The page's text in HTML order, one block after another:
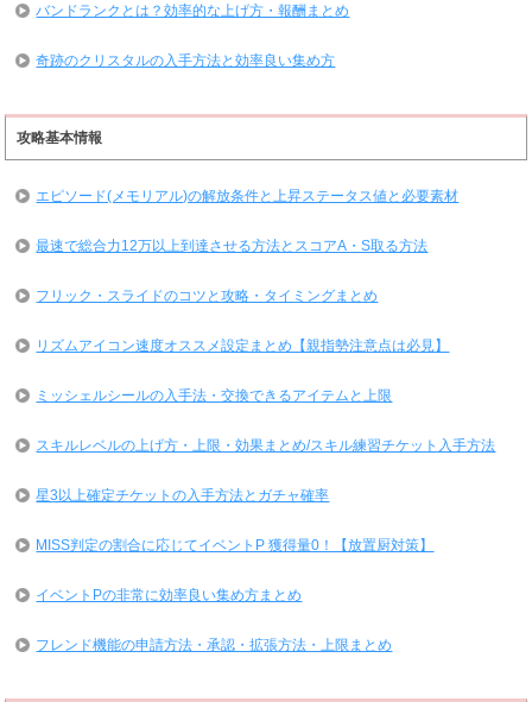
バンドランクとは？効率的な上げ方・報酬まとめ
奇跡のクリスタルの入手方法と効率良い集め方
攻略基本情報
エピソード(メモリアル)の解放条件と上昇ステータス値と必要素材
最速で総合力12万以上到達させる方法とスコアA・S取る方法
フリック・スライドのコツと攻略・タイミングまとめ
リズムアイコン速度オススメ設定まとめ【親指勢注意点は必見】
ミッシェルシールの入手法・交換できるアイテムと上限
スキルレベルの上げ方・上限・効果まとめ/スキル練習チケット入手方法
星3以上確定チケットの入手方法とガチャ確率
MISS判定の割合に応じてイベントP 獲得量0！【放置厨対策】
イベントPの非常に効率良い集め方まとめ
フレンド機能の申請方法・承認・拡張方法・上限まとめ